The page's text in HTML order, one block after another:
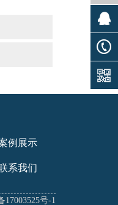
例展示
系我们
17003525号-1